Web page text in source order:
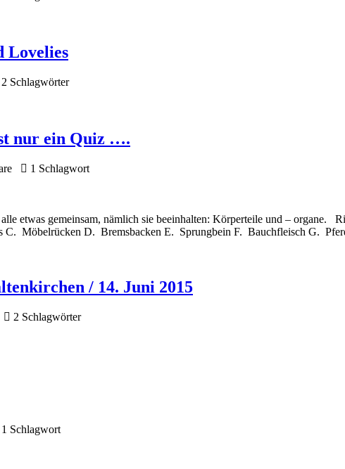
Lovelies
2 Schlagwörter
nur ein Quiz ….
1 Schlagwort
etwas gemeinsam, nämlich sie beeinhalten: Körperteile und – organe.
Möbelrücken D. Bremsbacken E. Sprungbein F. Bauchfleisch G.
/ 14. Juni 2015
2 Schlagwörter
1 Schlagwort